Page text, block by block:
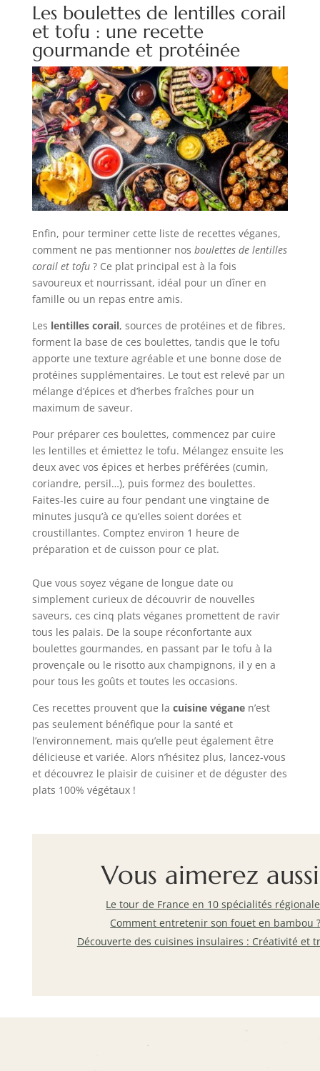
Les boulettes de lentilles corail
et tofu : une recette
gourmande et protéinée
Enfin, pour terminer cette liste de recettes véganes,
comment ne pas mentionner nos boulettes de lentilles
corail et tofu? Ce plat principal est à la fois
savoureux et nourrissant, idéal pour un dîner en
famille ou un repas entre amis.
Les lentilles corail, sources de protéines et de fibres,
forment la base de ces boulettes, tandis que le tofu
apporte une texture agréable et une bonne dose de
protéines supplémentaires. Le tout est relevé par un
mélange d’épices et d’herbes fraîches pour un
maximum de saveur.
Pour préparer ces boulettes, commencez par cuire
les lentilles et émiettez le tofu. Mélangez ensuite les
deux avec vos épices et herbes préférées (cumin,
coriandre, persil…), puis formez des boulettes.
Faites-les cuire au four pendant une vingtaine de
minutes jusqu’à ce qu’elles soient dorées et
croustillantes. Comptez environ 1 heure de
préparation et de cuisson pour ce plat.
Que vous soyez végane de longue date ou
simplement curieux de découvrir de nouvelles
saveurs, ces cinq plats véganes promettent de ravir
tous les palais. De la soupe réconfortante aux
boulettes gourmandes, en passant par le tofu à la
provençale ou le risotto aux champignons, il y en a
pour tous les goûts et toutes les occasions.
Ces recettes prouvent que la cuisine véganen’est
pas seulement bénéfique pour la santé et
l’environnement, mais qu’elle peut également être
délicieuse et variée. Alors n’hésitez plus, lancez-vous
et découvrez le plaisir de cuisiner et de déguster des
plats 100% végétaux !
Vous aimerez aussi
Le tour de France en 10 spécialités
Comment entretenir son fouet en bambou
Découverte des cuisines insulaires : Créativité et